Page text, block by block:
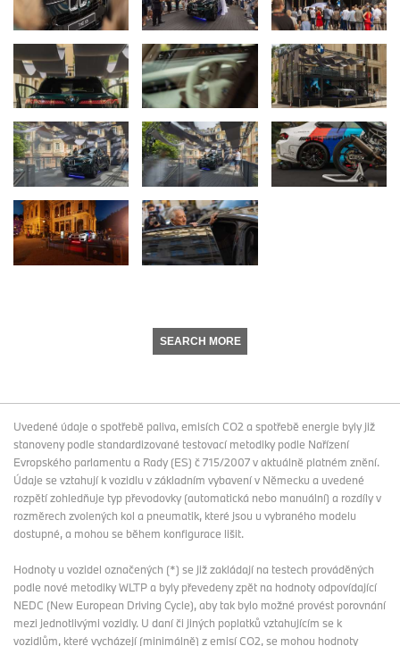
SEARCH MORE
Uvedené údaje o spotřebě paliva, emisích CO2 a spotřebě energie byly již
stanoveny podle standardizované testovací metodiky podle Nařízení
Evropského parlamentu a Rady (ES) č 715/2007 v aktuálně platném znění.
Údaje se vztahují k vozidlu v základním vybavení v Německu a uvedené
rozpětí zohledňuje typ převodovky (automatická nebo manuální) a rozdíly v
rozměrech zvolených kol a pneumatik, které jsou u vybraného modelu
dostupné, a mohou se během konfigurace lišit.
Hodnoty u vozidel označených (*) se již zakládají na testech prováděných
podle nové metodiky WLTP a byly převedeny zpět na hodnoty odpovídající
NEDC (New European Driving Cycle), aby tak bylo možné provést porovnání
mezi jednotlivými vozidly. U daní či jiných poplatků vztahujícím se k
vozidlům, které vycházejí (minimálně) z emisí CO2, se mohou hodnoty